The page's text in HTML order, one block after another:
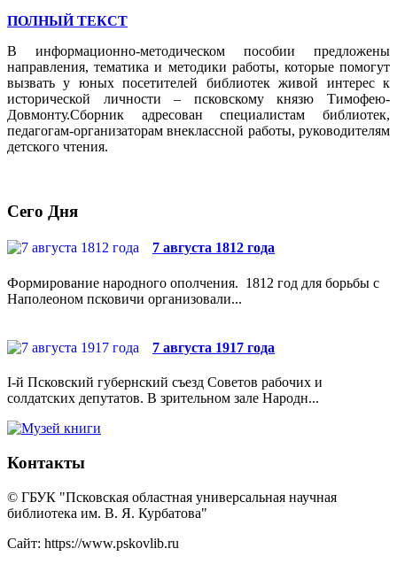
ПОЛНЫЙ ТЕКСТ
В информационно-методическом пособии предложены
направления, тематика и методики работы, которые помогут
вызвать у юных посетителей библиотек живой интерес к
исторической личности – псковскому князю Тимофею-
Довмонту.Cборник адресован специалистам библиотек,
педагогам-организаторам внеклассной работы, руководителям
детского чтения.
Сего Дня
7 августа 1812 года
Формирование народного ополчения. 1812 год для борьбы с
Наполеоном псковичи организовали...
7 августа 1917 года
I-й Псковский губернский съезд Советов рабочих и
солдатских депутатов. В зрительном зале Народн...
Контакты
© ГБУК "Псковская областная универсальная научная
библиотека им. В. Я. Курбатова"
Сайт: https://www.pskovlib.ru